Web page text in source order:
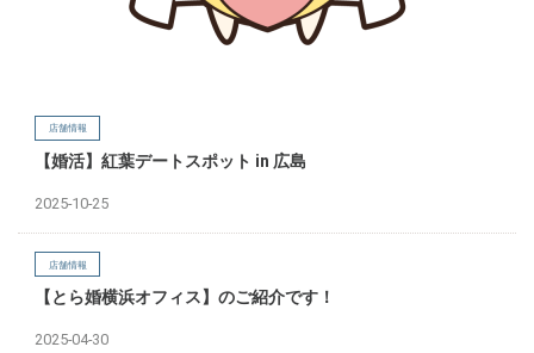
店舗情報
【婚活】紅葉デートスポット in 広島
2025-10-25
店舗情報
【とら婚横浜オフィス】のご紹介です！
2025-04-30